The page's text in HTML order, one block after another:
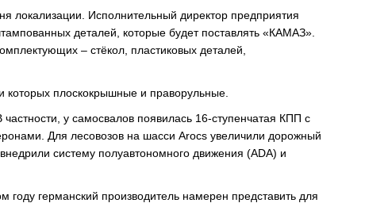
локализации. Исполнительный директор предприятия
деталей, которые будет поставлять «КАМАЗ».
– стёкол, пластиковых деталей,
плоскокрышные и праворульные.
у самосвалов появилась 16-ступенчатая КПП с
Для лесовозов на шасси Arocs увеличили дорожный
систему полуавтономного движения (ADA) и
германский производитель намерен представить для